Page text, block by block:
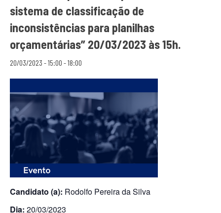
sistema de classificação de
inconsistências para planilhas
orçamentárias” 20/03/2023 às 15h.
20/03/2023 - 15:00 -18:00
Candidato (a): Rodolfo Pereira da Silva
Dia: 20/03/2023